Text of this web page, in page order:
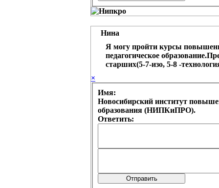
Нина
Я могу пройти курсы
педагогическое
старших(5-7-изо, 5-8 -
×
Имя:
Новосибирский институт
образования (НИПКиПРО).
Ответить: